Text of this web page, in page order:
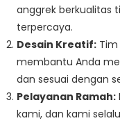
anggrek berkualitas
terpercaya.
Desain Kreatif:
membantu Anda
dan sesuai dengan
Pelayanan Ramah:
kami, dan kami